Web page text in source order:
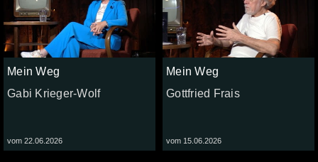
Mein Weg
Gabi Krieger-Wolf
vom 22.06.2026
Mein Weg
Gottfried Frais
vom 15.06.2026